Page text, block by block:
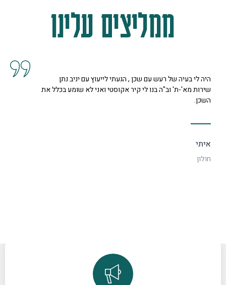
ממליצים עלינו
לייעוץ עם יניב נתן
ואני לא שומע בכלל את
קיבלנו שרות מצוין, הסברים
נחמדה מאוד בשם קרן היא